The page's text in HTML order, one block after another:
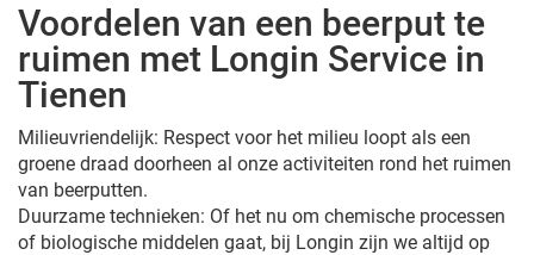
Voordelen van een beerput te
ruimen met Longin Service in
Tienen
Milieuvriendelijk: Respect voor het milieu loopt als een
groene draad doorheen al onze activiteiten rond het ruimen
van beerputten.
Duurzame technieken: Of het nu om chemische processen
of biologische middelen gaat, bij Longin zijn we altijd op